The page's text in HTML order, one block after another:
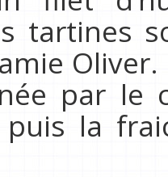
tartines
par
puis la